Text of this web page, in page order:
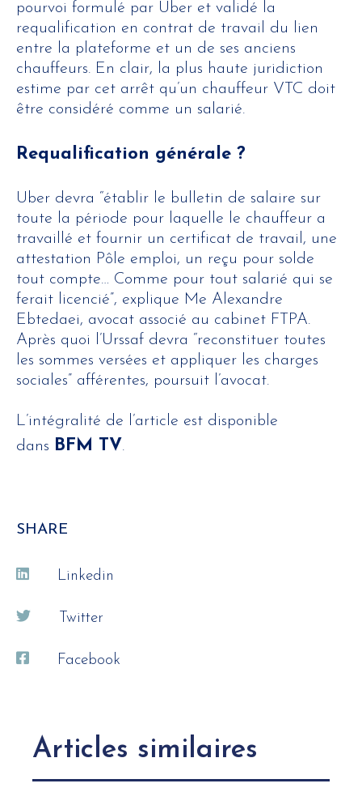
SHARE
Linkedin
Twitter
Facebook
pourvoi formulé par Uber et validé la
requalification en contrat de travail du lien
entre la plateforme et un de ses anciens
chauffeurs. En clair, la plus haute juridiction
estime par cet arrêt qu’un chauffeur VTC doit
être considéré comme un salarié.
Requalification générale ?
Uber devra “établir le bulletin de salaire sur
toute la période pour laquelle le chauffeur a
travaillé et fournir un certificat de travail, une
attestation Pôle emploi, un reçu pour solde
tout compte… Comme pour tout salarié qui se
ferait licencié”, explique Me Alexandre
Ebtedaei, avocat associé au cabinet FTPA.
Après quoi l’Urssaf devra “reconstituer toutes
les sommes versées et appliquer les charges
sociales” afférentes, poursuit l’avocat.
L’intégralité de l’article est disponible
dans BFM TV.
Articles similaires